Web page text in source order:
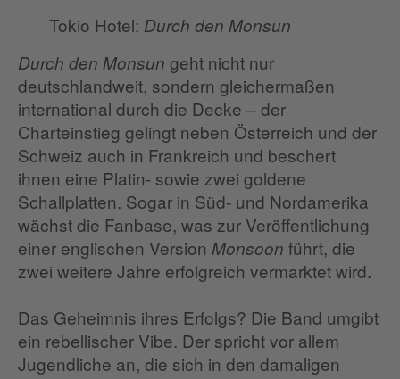
Tokio Hotel: Durch den Monsun
Durch den Monsun geht nicht nur
deutschlandweit, sondern gleichermaßen
international durch die Decke – der
Charteinstieg gelingt neben Österreich und der
Schweiz auch in Frankreich und beschert
ihnen eine Platin- sowie zwei goldene
Schallplatten. Sogar in Süd- und Nordamerika
wächst die Fanbase, was zur Veröffentlichung
einer englischen Version Monsoon führt, die
zwei weitere Jahre erfolgreich vermarktet wird.
Das Geheimnis ihres Erfolgs? Die Band umgibt
ein rebellischer Vibe. Der spricht vor allem
Jugendliche an, die sich in den damaligen